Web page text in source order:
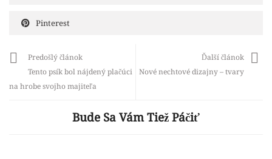
Pinterest
Predošlý článok
Tento psík bol nájdený plačúci
na hrobe svojho majiteľa
Ďalší článok
Nové nechtové dizajny – tvary
Bude Sa Vám Tiež Páčiť